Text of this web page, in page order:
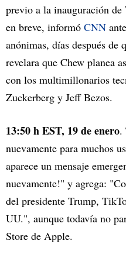
previo a la inauguración
en breve, informó CNN
anónimas, días después de
revelara que Chew planea
con los multimillonarios
Zuckerberg y Jeff Bezos.
13:50 h EST, 19 de enero.
nuevamente para muchos
aparece un mensaje
nuevamente!" y agrega:
del presidente Trump,
UU.", aunque todavía no
Store de Apple.